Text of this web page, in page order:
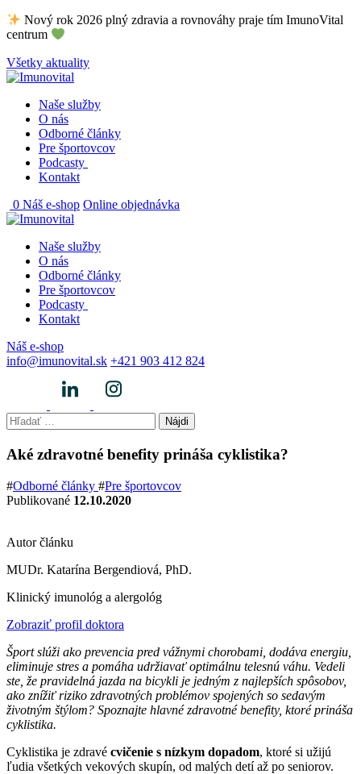
Skip
to
Nový rok 2026 plný zdravia a rovnováhy praje tím ImunoVital
centrum
Všetky aktuality
Naše služby
O nás
Odborné články
Pre športovcov
Podcasty
Kontakt
0 Náš e-shop Online objednávka
Naše služby
O nás
Odborné články
Pre športovcov
Podcasty
Kontakt
Náš e-shop
info@imunovital.sk +421 903 412 824
Hľadať:
Aké zdravotné benefity prináša cyklistika?
#Odborné články #Pre športovcov
Publikované 12.10.2020
Autor článku
MUDr. Katarína Bergendiová, PhD.
Klinický imunológ a alergológ
Zobraziť profil doktora
Šport slúži ako prevencia pred vážnymi chorobami, dodáva energiu,
eliminuje stres a pomáha udržiavať optimálnu telesnú váhu. Vedeli
ste, že pravidelná jazda na bicykli je jedným z najlepších spôsobov,
ako znížiť riziko zdravotných problémov spojených so sedavým
životným štýlom? Spoznajte hlavné zdravotné benefity, ktoré prináša
cyklistika.
Cyklistika je zdravé cvičenie s nízkym dopadom, ktoré si užijú
ľudia všetkých vekových skupín, od malých detí až po seniorov.